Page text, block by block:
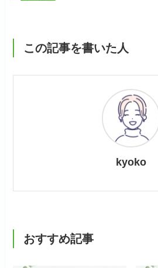
この記事を書いた人
kyoko
おすすめ記事